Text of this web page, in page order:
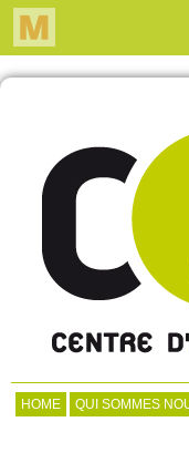
HOME QUI SOMMES